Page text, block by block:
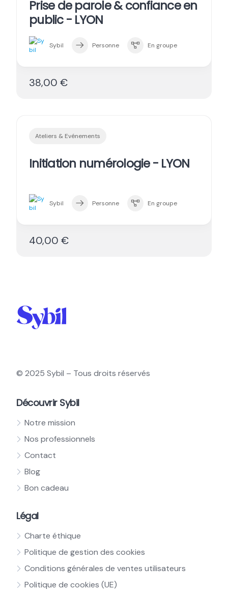
Prise de parole & confiance en
public - LYON
Sybil Personne En groupe
38,00 €
Ateliers & Evénements
Initiation numérologie - LYON
Sybil Personne En groupe
40,00 €
© 2025 Sybil – Tous droits réservés
Découvrir Sybil
Notre mission
Nos professionnels
Contact
Blog
Bon cadeau
Légal
Charte éthique
Politique de gestion des cookies
Conditions générales de ventes utilisateurs
Politique de cookies (UE)